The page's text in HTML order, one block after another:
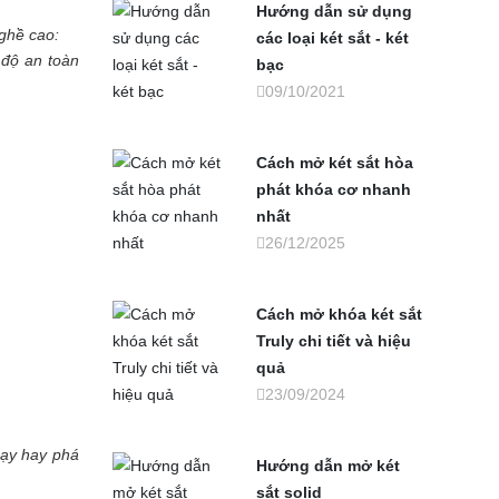
cao:
an toàn
hay phá
Hướng dẫn sử dụng
các loại két sắt - két
bạc
09/10/2021
Cách mở két sắt hòa
phát khóa cơ nhanh
nhất
26/12/2025
Cách mở khóa két sắt
Truly chi tiết và hiệu
quả
23/09/2024
Hướng dẫn mở két
sắt solid